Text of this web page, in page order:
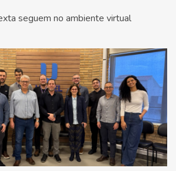
seguem no ambiente virtual